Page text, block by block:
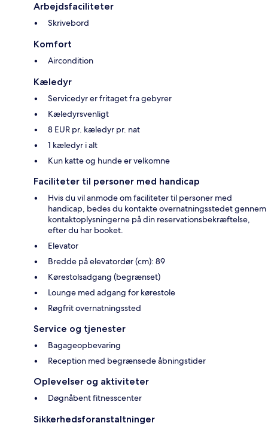
Arbejdsfaciliteter
Skrivebord
Komfort
Aircondition
Kæledyr
Servicedyr er fritaget fra gebyrer
Kæledyrsvenligt
8 EUR pr. kæledyr pr. nat
1 kæledyr i alt
Kun katte og hunde er velkomne
Faciliteter til personer med handicap
Hvis du vil anmode om faciliteter til personer med
handicap, bedes du kontakte overnatningsstedet gennem
kontaktoplysningerne på din reservationsbekræftelse,
efter du har booket.
Elevator
Bredde på elevatordør (cm): 89
Kørestolsadgang (begrænset)
Lounge med adgang for kørestole
Røgfrit overnatningssted
Service og tjenester
Bagageopbevaring
Reception med begrænsede åbningstider
Oplevelser og aktiviteter
Døgnåbent fitnesscenter
Sikkerhedsforanstaltninger